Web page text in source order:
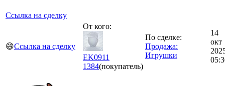
Ссылка на сделку
😄Ссылка на сделку
От кого:
EK0911
1384(покупатель)
По сделке:
Продажа:
Игрушки
14
окт